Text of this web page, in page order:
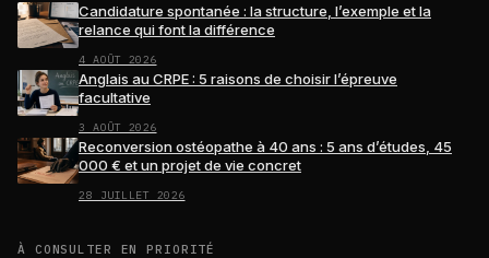
Candidature spontanée : la structure, l’exemple et la
relance qui font la différence
4 AOÛT 2026
Anglais au CRPE : 5 raisons de choisir l’épreuve
facultative
3 AOÛT 2026
Reconversion ostéopathe à 40 ans : 5 ans d’études, 45
000 € et un projet de vie concret
28 JUILLET 2026
À CONSULTER EN PRIORITÉ